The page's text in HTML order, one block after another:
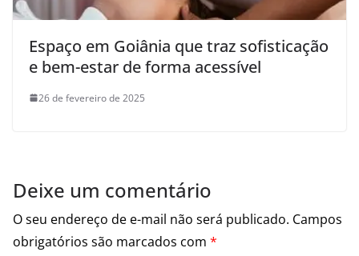
Espaço em Goiânia que traz sofisticação
e bem-estar de forma acessível
26 de fevereiro de 2025
Deixe um comentário
O seu endereço de e-mail não será publicado. Campos
obrigatórios são marcados com *